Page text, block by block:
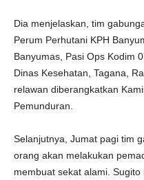
Dia menjelaskan, tim
Perum Perhutani KPH
Banyumas, Pasi Ops Kodim
Dinas Kesehatan, Tagana,
relawan diberangkatkan
Pemunduran.
Selanjutnya, Jumat pagi tim
orang akan melakukan
membuat sekat alami.